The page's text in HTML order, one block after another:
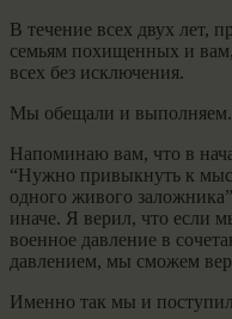
В течение всех двух лет,
семьям похищенных и
всех без исключения.
Мы обещали и выполняем.
Напоминаю вам, что в
“Нужно привыкнуть к
одного живого
иначе. Я верил, что
военное давление в
давлением, мы сможем
Именно так мы и